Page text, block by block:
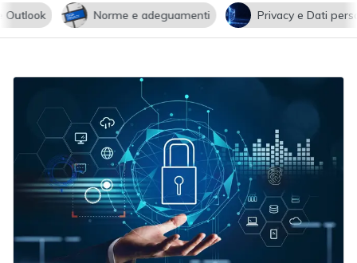
Norme e adeguamenti Privacy e Dati